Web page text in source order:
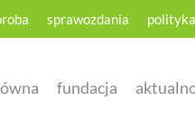
sprawozdania
fundacja